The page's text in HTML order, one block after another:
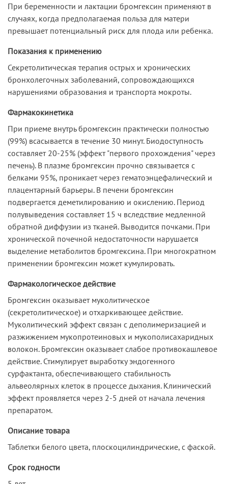
При беременности и лактации бромгексин применяют в
случаях, когда предполагаемая польза для матери
превышает потенциальный риск для плода или ребенка.
Показания к применению
Секретолитическая терапия острых и хронических
бронхолегочных заболеваний, сопровождающихся
нарушениями образования и транспорта мокроты.
Фармакокинетика
При приеме внутрь бромгексин практически полностью
(99%) всасывается в течение 30 минут. Биодоступность
составляет 20-25% (эффект "первого прохождения" через
печень). В плазме бромгексин прочно связывается с
белками 95%, проникает через гематоэнцефалический и
плацентарный барьеры. В печени бромгексин
подвергается деметилированию и окислению. Период
полувыведения составляет 15 ч вследствие медленной
обратной диффузии из тканей. Выводится почками. При
хронической почечной недостаточности нарушается
выделение метаболитов бромгексина. При многократном
применении бромгексин может кумулировать.
Фармакологическое действие
Бромгексин оказывает муколитическое
(секретолитическое) и отхаркивающее действие.
Муколитический эффект связан с деполимеризацией и
разжижением мукопротеиновых и мукополисахаридных
волокон. Бромгексин оказывает слабое противокашлевое
действие. Стимулирует выработку эндогенного
сурфактанта, обеспечивающего стабильность
альвеолярных клеток в процессе дыхания. Клинический
эффект проявляется через 2-5 дней от начала лечения
препаратом.
Описание товара
Таблетки белого цвета, плоскоцилиндрические, с фаской.
Срок годности